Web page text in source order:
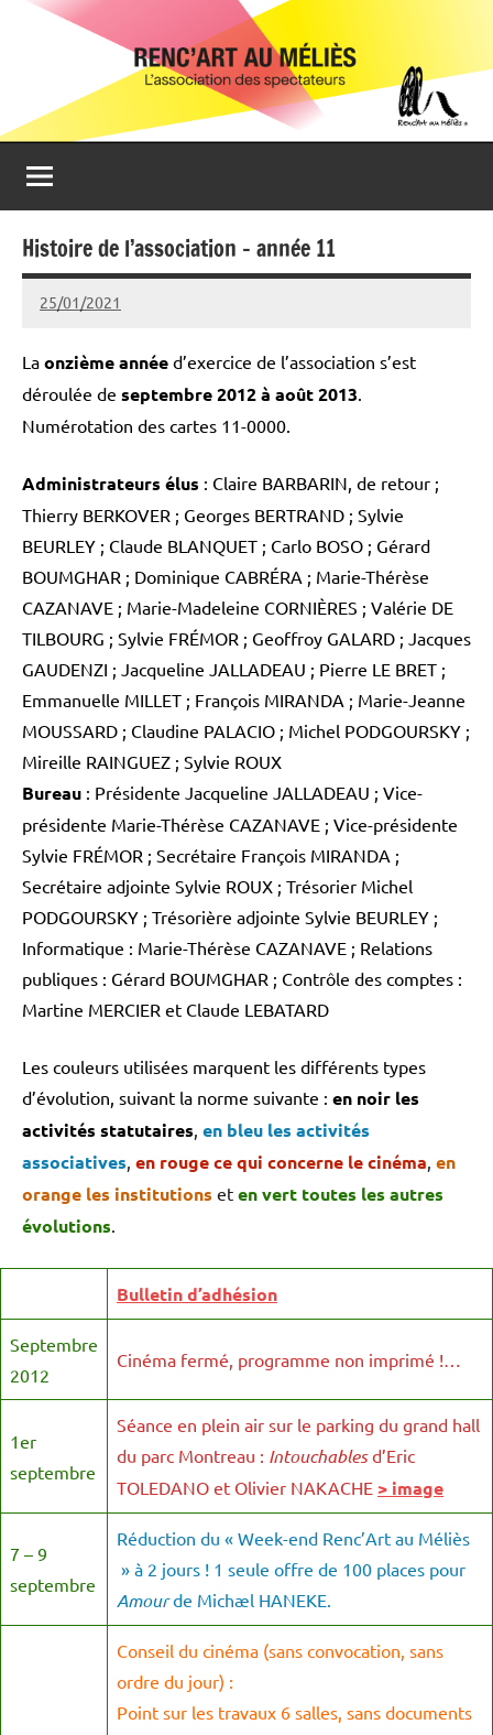
Renc'Art
Méliès
Association
spectateurs
du
cinéma
Le
Montreuil
Histoire de l’association – année 11
25/01/2021
admin93100
La onzième année d’exercice de l’association s’est
déroulée de septembre 2012 à août 2013
Numérotation des cartes 11-0000.
Administrateurs élus : Claire BARBARIN, de retour ;
Thierry BERKOVER ; Georges BERTRAND ; Sylvie
BEURLEY ; Claude BLANQUET ; Carlo BOSO ; Gérard
BOUMGHAR ; Dominique CABRÉRA ; Marie-Thérèse
CAZANAVE ; Marie-Madeleine CORNIÈRES ; Valérie DE
TILBOURG ; Sylvie FRÉMOR ; Geoffroy GALARD ; Jacques
GAUDENZI ; Jacqueline JALLADEAU ; Pierre LE BRET ;
Emmanuelle MILLET ; François MIRANDA ; Marie-Jeanne
MOUSSARD ; Claudine PALACIO ; Michel PODGOURSKY ;
Mireille RAINGUEZ ; Sylvie ROUX
Bureau : Présidente Jacqueline JALLADEAU ; Vice-
présidente Marie-Thérèse CAZANAVE ; Vice-présidente
Sylvie FRÉMOR ; Secrétaire François MIRANDA ;
Secrétaire adjointe Sylvie ROUX ; Trésorier Michel
PODGOURSKY ; Trésorière adjointe Sylvie BEURLEY ;
Informatique : Marie-Thérèse CAZANAVE ; Relations
publiques : Gérard BOUMGHAR ; Contrôle des comptes :
Martine MERCIER et Claude LEBATARD
Les couleurs utilisées marquent les différents types
d’évolution, suivant la norme suivante : en noir les
activités statutaires en bleu les activités
associatives en rouge ce qui concerne le cinéma en
orange les institutions et en vert toutes les autres
évolutions
Bulletin d’adhésion
Septembre
2012
Cinéma fermé, programme non imprimé !…
1er
septembre
Séance en plein air sur le parking du grand hall
du parc Montreau : Intouchablesd’Eric
TOLEDANO et Olivier NAKACHE > image
7 – 9
septembre
Réduction du « Week-end Renc’Art au Méliès
» à 2 jours ! 1 seule offre de 100 places pour
Amourde Michæl HANEKE.
Conseil du cinéma (sans convocation, sans
ordre du jour) :
Point sur les travaux 6 salles, sans documents